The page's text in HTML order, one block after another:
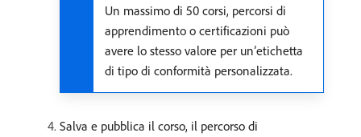
Un massimo di 50 corsi, percorsi di
apprendimento o certificazioni può
avere lo stesso valore per un’etichetta
di tipo di conformità personalizzata.
Salva e pubblica il corso, il percorso di